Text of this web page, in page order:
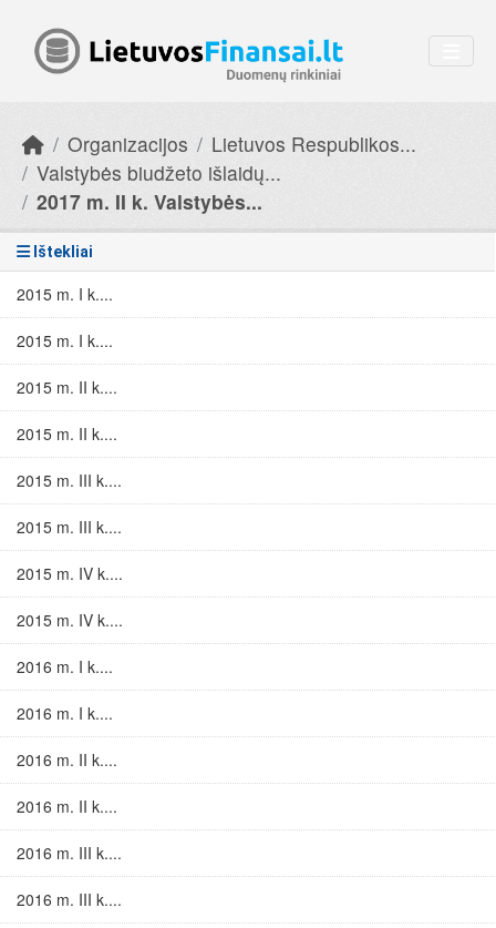
Organizacijos
Lietuvos Respublikos...
Valstybės biudžeto išlaidų...
2017 m. II k. Valstybės...
Ištekliai
2015 m. I k....
2015 m. I k....
2015 m. II k....
2015 m. II k....
2015 m. III k....
2015 m. III k....
2015 m. IV k....
2015 m. IV k....
2016 m. I k....
2016 m. I k....
2016 m. II k....
2016 m. II k....
2016 m. III k....
2016 m. III k....